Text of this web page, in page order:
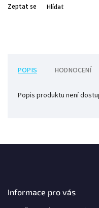
Zeptat se Hlídat
POPIS HODNOCENÍ
Popis produktu není
Informace pro vás